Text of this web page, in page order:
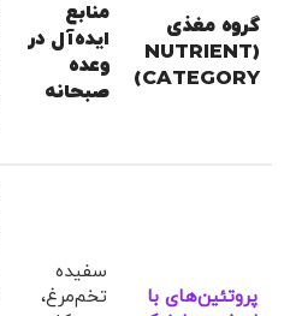
گروه مغذی
(NUTRIENT
CATEGORY)
منابع
ایده‌آل در
وعده
صبحانه
پروتئین‌های با
سفیده
تخم‌مرغ،